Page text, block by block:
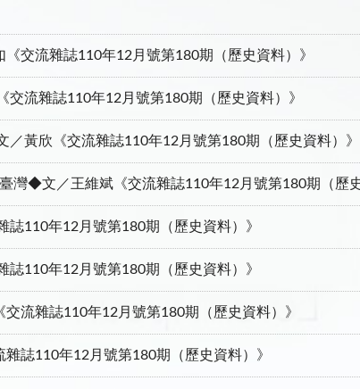
交流雜誌110年12月號第180期（歷史資料）》
流雜誌110年12月號第180期（歷史資料）》
黃欣《交流雜誌110年12月號第180期（歷史資料）》
灣◆文／王維斌《交流雜誌110年12月號第180期（歷
110年12月號第180期（歷史資料）》
110年12月號第180期（歷史資料）》
流雜誌110年12月號第180期（歷史資料）》
誌110年12月號第180期（歷史資料）》